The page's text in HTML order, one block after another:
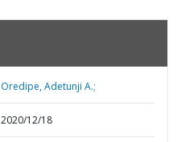
Oredipe, Adetunji A.;
2020/12/18